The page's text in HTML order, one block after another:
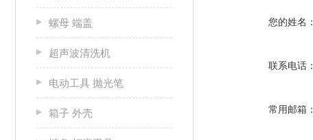
螺母 端盖
超声波清洗机
电动工具 抛光笔
箱子 外壳
您的姓名：
联系电话：
常用邮箱：